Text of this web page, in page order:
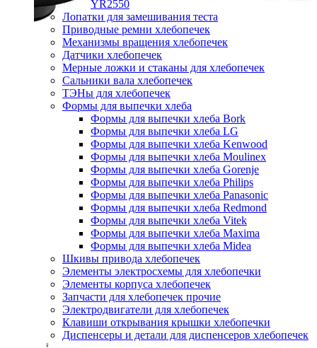
YR2550
Лопатки для замешивания теста
Приводные ремни хлебопечек
Механизмы вращения хлебопечек
Датчики хлебопечек
Мерные ложки и стаканы для хлебопечек
Сальники вала хлебопечек
ТЭНы для хлебопечек
Формы для выпечки хлеба
Формы для выпечки хлеба Bork
Формы для выпечки хлеба LG
Формы для выпечки хлеба Kenwood
Формы для выпечки хлеба Moulinex
Формы для выпечки хлеба Gorenje
Формы для выпечки хлеба Philips
Формы для выпечки хлеба Panasonic
Формы для выпечки хлеба Redmond
Формы для выпечки хлеба Vitek
Формы для выпечки хлеба Maxima
Формы для выпечки хлеба Midea
Шкивы привода хлебопечек
Элементы электросхемы для хлебопечки
Элементы корпуса хлебопечек
Запчасти для хлебопечек прочие
Электродвигатели для хлебопечек
Клавиши открывания крышки хлебопечки
Диспенсеры и детали для диспенсеров хлебопечек